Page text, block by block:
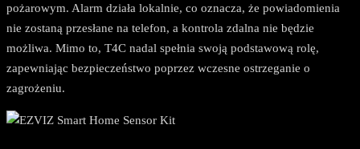
pożarowym. Alarm działa lokalnie, co oznacza, że powiadomienia
nie zostaną przesłane na telefon, a kontrola zdalna nie będzie
możliwa. Mimo to, T4C nadal spełnia swoją podstawową rolę,
zapewniając bezpieczeństwo poprzez wczesne ostrzeganie o
zagrożeniu.